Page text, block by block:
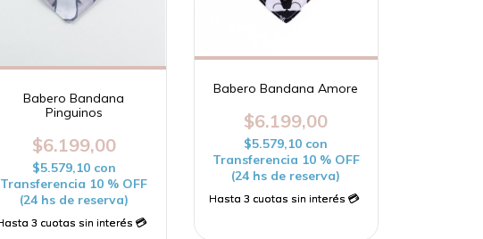
Babero Bandana
Pinguinos
$6.199,00
$5.579,10 con
Transferencia 10 % OFF
(24 hs de reserva)
Babero Bandana Amore
$6.199,00
$5.579,10 con
Transferencia 10 % OFF
(24 hs de reserva)